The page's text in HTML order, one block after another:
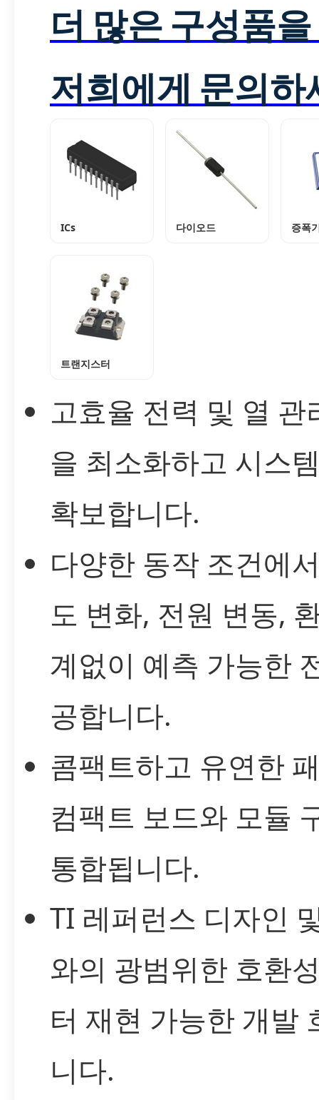
더 많은 구성품
저희에게 문의
ICs 다이오드 증폭
트랜지스터
고효율 전력 및 열
을 최소화하고 시스
확보합니다.
다양한 동작 조건에
도 변화, 전원 변동,
계없이 예측 가능한
공합니다.
콤팩트하고 유연한
컴팩트 보드와 모듈
통합됩니다.
TI 레퍼런스 디자인
와의 광범위한 호환
터 재현 가능한 개발
니다.